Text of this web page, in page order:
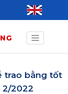
trao bằng tốt
2/2022